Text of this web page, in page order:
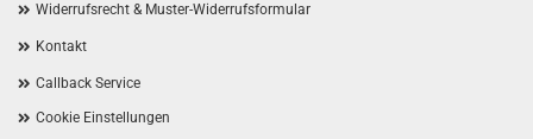
Widerrufsrecht & Muster-Widerrufsformular
Kontakt
Callback Service
Cookie Einstellungen